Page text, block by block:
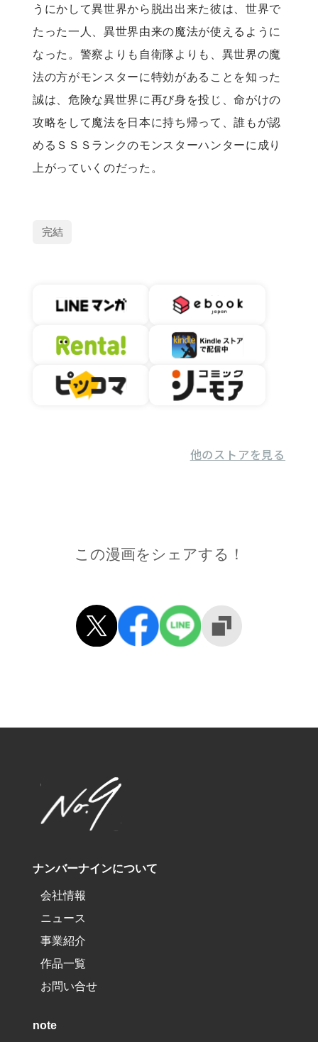
うにかして異世界から脱出出来た彼は、世界で
たった一人、異世界由来の魔法が使えるように
なった。警察よりも自衛隊よりも、異世界の魔
法の方がモンスターに特効があることを知った
誠は、危険な異世界に再び身を投じ、命がけの
攻略をして魔法を日本に持ち帰って、誰もが認
めるＳＳＳランクのモンスターハンターに成り
上がっていくのだった。
完結
他のストアを見る
この漫画をシェアする！
ナンバーナインについて
会社情報
ニュース
事業紹介
作品一覧
お問い合せ
note